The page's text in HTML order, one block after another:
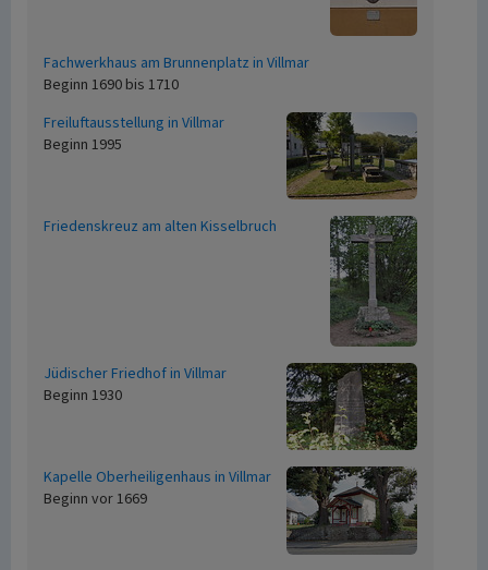
Fachwerkhaus am Brunnenplatz in Villmar
Beginn 1690 bis 1710
Freiluftausstellung in Villmar
Beginn 1995
Friedenskreuz am alten Kisselbruch
Jüdischer Friedhof in Villmar
Beginn 1930
Kapelle Oberheiligenhaus in Villmar
Beginn vor 1669